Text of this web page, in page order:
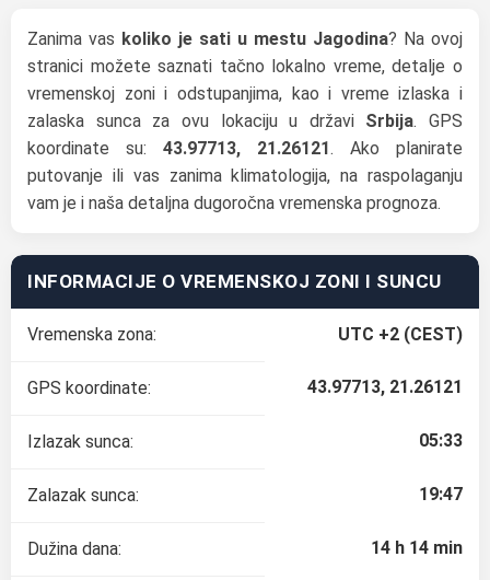
Zanima vas koliko je sati u mestu Jagodina? Na ovoj
stranici možete saznati tačno lokalno vreme, detalje o
vremenskoj zoni i odstupanjima, kao i vreme izlaska i
zalaska sunca za ovu lokaciju u državi Srbija. GPS
koordinate su: 43.97713, 21.26121. Ako planirate
putovanje ili vas zanima klimatologija, na raspolaganju
vam je i naša detaljna dugoročna vremenska prognoza.
INFORMACIJE O VREMENSKOJ ZONI I SUNCU
Vremenska zona: UTC +2 (CEST)
GPS koordinate: 43.97713, 21.26121
Izlazak sunca: 05:33
Zalazak sunca: 19:47
Dužina dana: 14 h 14 min